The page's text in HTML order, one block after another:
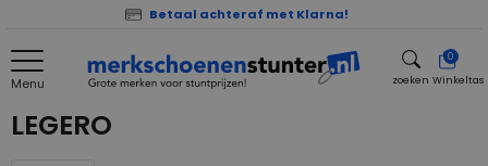
Betaal achteraf met Klarna!
Menu zoeken
0
Winkeltas
LEGERO